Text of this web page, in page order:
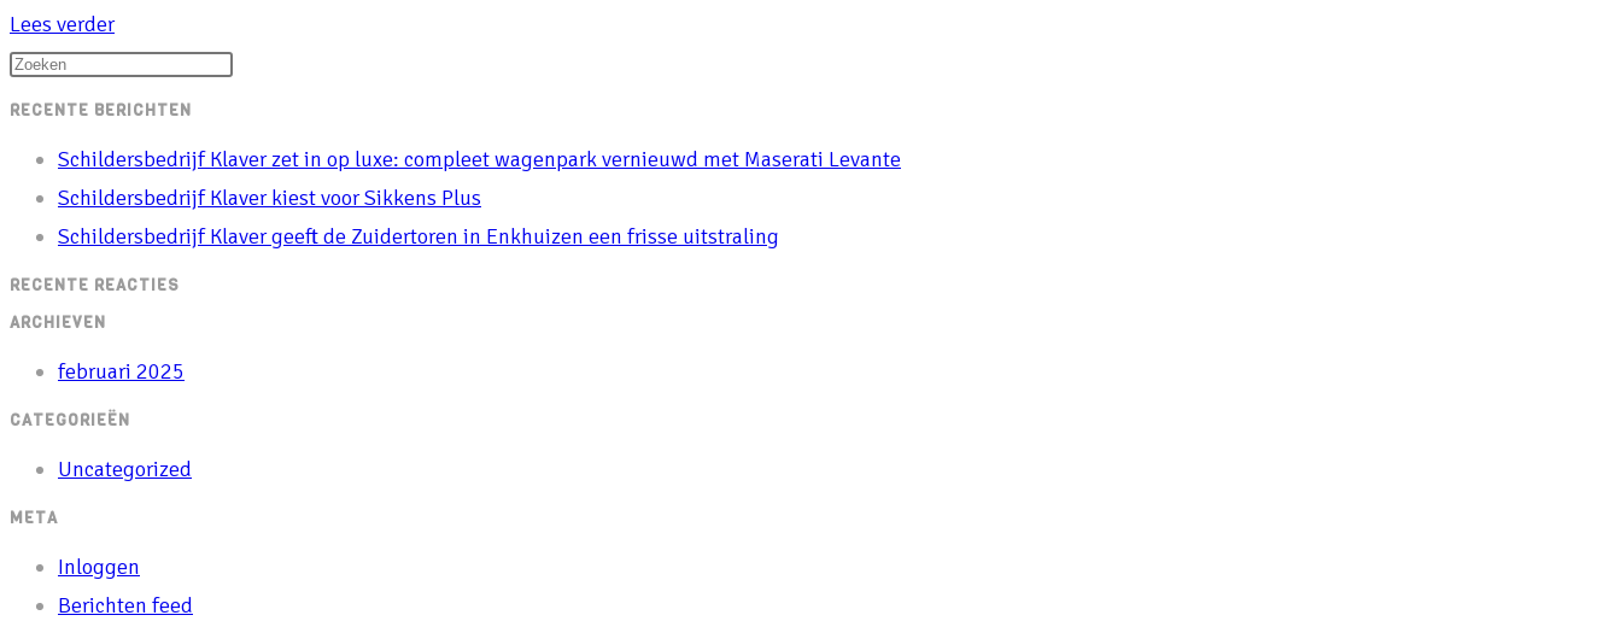
Lees verderSchildersbedrijf
Klaver
geeft
Zuidertoren
in
Enkhuizen
een
uitstraling
Druk
om
het
zoekpaneel
RECENTE BERICHTEN
Schildersbedrijf Klaver zet in op luxe: compleet wagenpark vernieuwd met Maserati Levante
Schildersbedrijf Klaver kiest voor Sikkens Plus
Schildersbedrijf Klaver geeft de Zuidertoren in Enkhuizen een frisse uitstraling
RECENTE REACTIES
ARCHIEVEN
februari 2025
CATEGORIEËN
Uncategorized
META
Inloggen
Berichten feed